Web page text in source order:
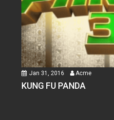
Jan 31, 2016 Acme
KUNG FU PANDA